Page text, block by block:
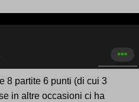
8 partite 6 punti (di cui 3
in altre occasioni ci ha